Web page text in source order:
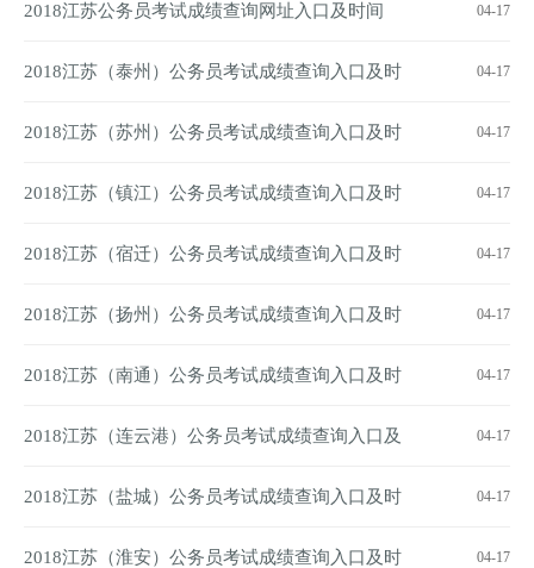
2018江苏公务员考试成绩查询网址入口及时间 04-17
2018江苏（泰州）公务员考试成绩查询入口及时
间
04-17
2018江苏（苏州）公务员考试成绩查询入口及时
间
04-17
2018江苏（镇江）公务员考试成绩查询入口及时
间
04-17
2018江苏（宿迁）公务员考试成绩查询入口及时
间
04-17
2018江苏（扬州）公务员考试成绩查询入口及时
间
04-17
2018江苏（南通）公务员考试成绩查询入口及时
间
04-17
2018江苏（连云港）公务员考试成绩查询入口及
时间
04-17
2018江苏（盐城）公务员考试成绩查询入口及时
间
04-17
2018江苏（淮安）公务员考试成绩查询入口及时 04-17